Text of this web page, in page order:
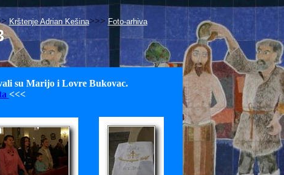
Krštenje Adrian Kešina>>> Foto-arhiva
su Marijo i Lovre Bukovac.
<<<